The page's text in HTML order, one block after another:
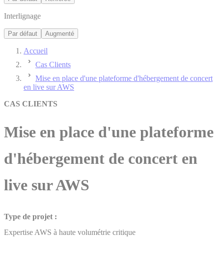
Interlignage
Par défaut Augmenté
Accueil
Cas Clients
Mise en place d'une plateforme d'hébergement de concert
en live sur AWS
CAS CLIENTS
Mise en place d'une plateforme
d'hébergement de concert en
live sur AWS
Type de projet :
Expertise AWS à haute volumétrie critique